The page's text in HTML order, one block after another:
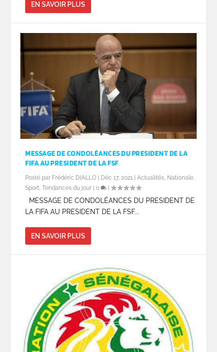
EN SAVOIR PLUS
MESSAGE DE CONDOLÉANCES DU PRESIDENT DE LA
FIFA AU PRESIDENT DE LA FSF
Posté par Frédéric DIALLO | Déc 17, 2021 |Actualités, Nationale,
Sport,Tendances du jour |0 |
MESSAGE DE CONDOLÉANCES DU PRESIDENT DE
LA FIFA AU PRESIDENT DE LA FSF...
EN SAVOIR PLUS